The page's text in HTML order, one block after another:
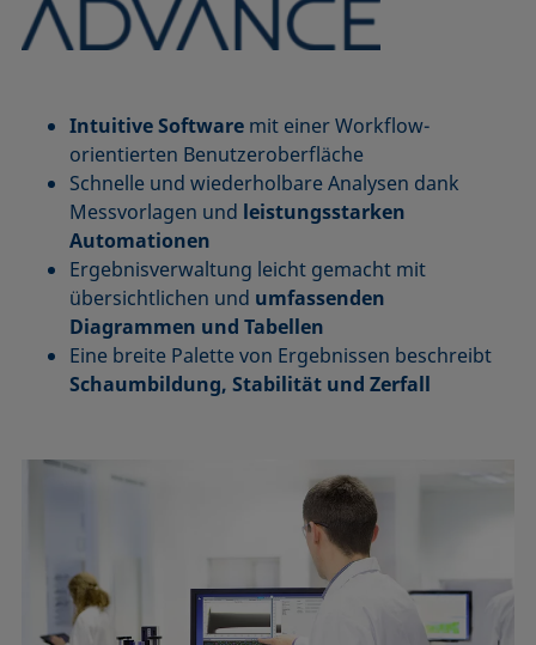
Intuitive Software mit einer Workflow-
orientierten Benutzeroberfläche
Schnelle und wiederholbare Analysen dank
Messvorlagen und leistungsstarken
Automationen
Ergebnisverwaltung leicht gemacht mit
übersichtlichen und umfassenden
Diagrammen und Tabellen
Eine breite Palette von Ergebnissen beschreibt
Schaumbildung, Stabilität und Zerfall